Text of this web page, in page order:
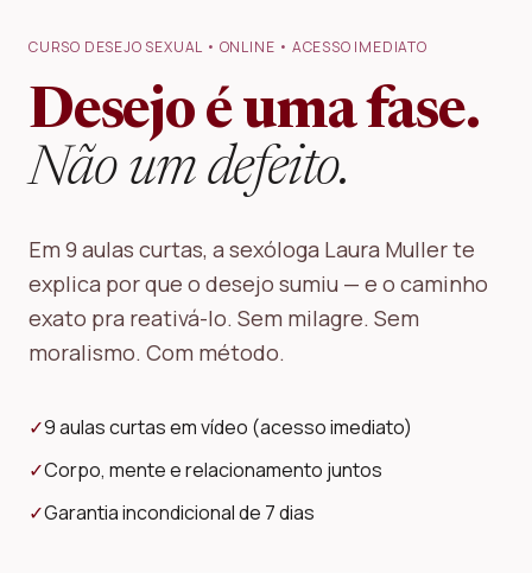
CURSO DESEJO SEXUAL • ONLINE • ACESSO IMEDIATO
Desejo é uma fase.
Não um defeito.
Em 9 aulas curtas, a sexóloga Laura Muller te
explica por que o desejo sumiu — e o caminho
exato pra reativá-lo. Sem milagre. Sem
moralismo. Com método.
✓9 aulas curtas em vídeo (acesso imediato)
✓Corpo, mente e relacionamento juntos
✓Garantia incondicional de 7 dias